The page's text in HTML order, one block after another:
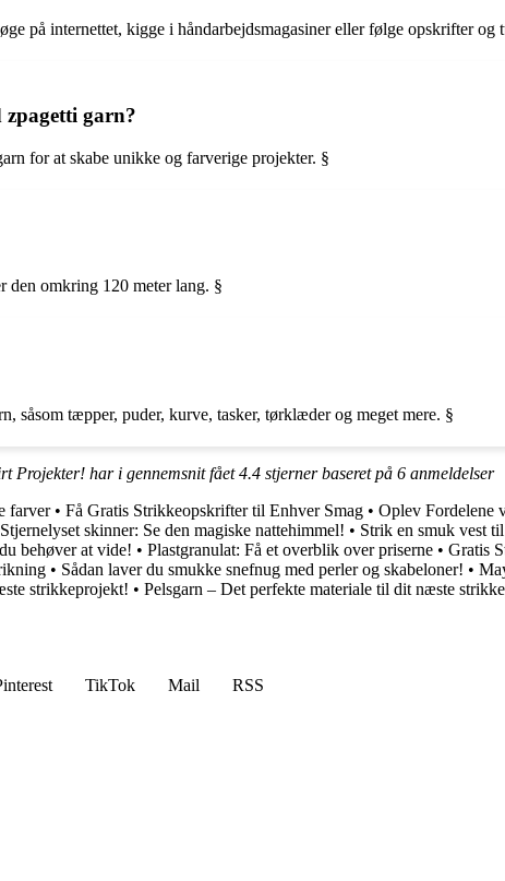
på internettet, kigge i håndarbejdsmagasiner eller følge opskrifter og
garn?
for at skabe unikke og farverige projekter. §
den omkring 120 meter lang. §
såsom tæpper, puder, kurve, tasker, tørklæder og meget mere. §
Projekter! har i gennemsnit fået4.4 stjerner baseret på 6 anmeldelser
farver• Få Gratis Strikkeopskrifter til Enhver Smag • Oplev Fordelene
Stjernelyset skinner: Se den magiske nattehimmel! • Strik en smuk vest
behøver at vide! • Plastgranulat: Få et overblik over priserne • Gratis
• Sådan laver du smukke snefnug med perler og skabeloner! •
strikkeprojekt! • Pelsgarn – Det perfekte materiale til dit næste
TikTok Mail
RSS